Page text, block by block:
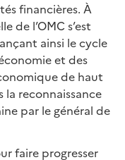
financières. À
de l’OMC s’est
ainsi le cycle
et des
de haut
la reconnaissance
par le général de
faire progresser